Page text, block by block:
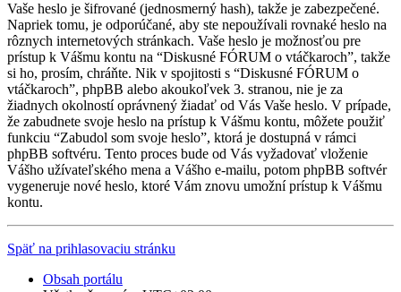
Vaše heslo je šifrované (jednosmerný hash), takže je zabezpečené.
Napriek tomu, je odporúčané, aby ste nepoužívali rovnaké heslo na
rôznych internetových stránkach. Vaše heslo je možnosťou pre
prístup k Vášmu kontu na “Diskusné FÓRUM o vtáčkaroch”, takže
si ho, prosím, chráňte. Nik v spojitosti s “Diskusné FÓRUM o
vtáčkaroch”, phpBB alebo akoukoľvek 3. stranou, nie je za
žiadnych okolností oprávnený žiadať od Vás Vaše heslo. V prípade,
že zabudnete svoje heslo na prístup k Vášmu kontu, môžete použiť
funkciu “Zabudol som svoje heslo”, ktorá je dostupná v rámci
phpBB softvéru. Tento proces bude od Vás vyžadovať vloženie
Vášho užívateľského mena a Vášho e-mailu, potom phpBB softvér
vygeneruje nové heslo, ktoré Vám znovu umožní prístup k Vášmu
kontu.
Späť na prihlasovaciu stránku
Obsah portálu